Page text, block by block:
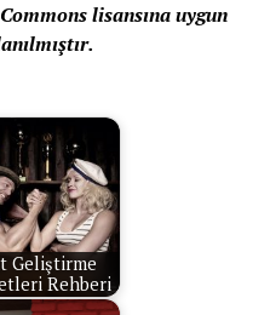
lisansına uygun
Geliştirme
Rehberi